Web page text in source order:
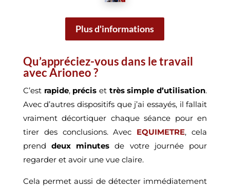
Plus d'informations
Qu’appréciez-vous dans le travail
avec Arioneo ?
C’est rapide, précis et très simple d’utilisation.
Avec d’autres dispositifs que j’ai essayés, il fallait
vraiment décortiquer chaque séance pour en
tirer des conclusions. Avec EQUIMETRE, cela
prenddeux minutes de votre journée pour
regarder et avoir une vue claire.
Cela permet aussi de détecter immédiatement